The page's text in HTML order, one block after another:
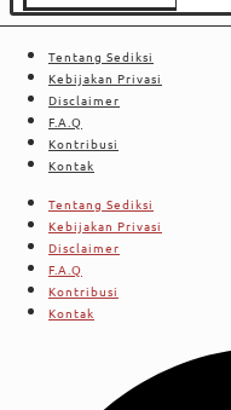
Tentang Sediksi
Kebijakan Privasi
Disclaimer
F.A.Q
Kontribusi
Kontak
Tentang Sediksi
Kebijakan Privasi
Disclaimer
F.A.Q
Kontribusi
Kontak